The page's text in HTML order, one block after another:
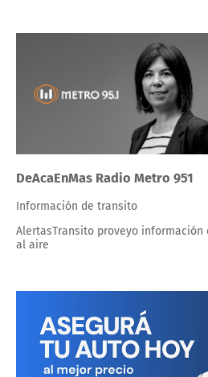
DeAcaEnMas Radio Metro 951
Información de transito
AlertasTransito proveyo
al aire